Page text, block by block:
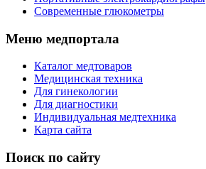
Современные глюкометры
Меню медпортала
Каталог медтоваров
Медицинская техника
Для гинекологии
Для диагностики
Индивидуальная медтехника
Карта сайта
Поиск по сайту